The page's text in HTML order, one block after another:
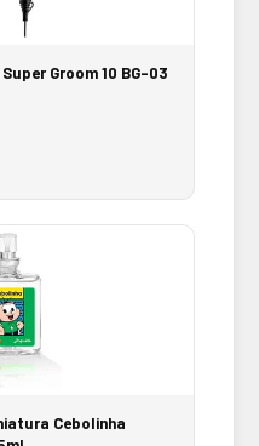
Groom 10 BG-03
Cebolinha